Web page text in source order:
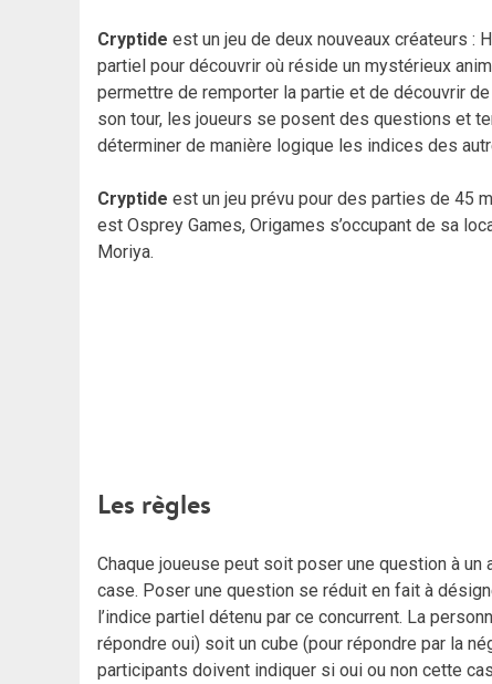
Cryptide est un jeu de deux nouveaux créateurs :
partiel pour découvrir où réside un mystérieux
permettre de remporter la partie et de découvrir
son tour, les joueurs se posent des questions et
déterminer de manière logique les indices des
Cryptide est un jeu prévu pour des parties de 45
est Osprey Games, Origames s’occupant de sa
Moriya.
Les règles
Chaque joueuse peut soit poser une question à
case. Poser une question se réduit en fait à
l’indice partiel détenu par ce concurrent. La
répondre oui) soit un cube (pour répondre par la
participants doivent indiquer si oui ou non cette